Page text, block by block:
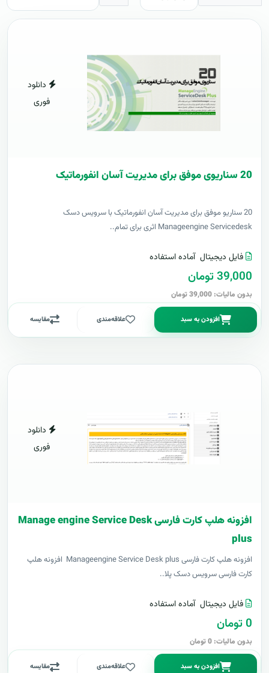
دانلود
فوری
20 سناریوی موفق برای مدیریت آسان انفورماتیک
20 سناریو موفق برای مدیریت آسان انفورماتیک با سرویس دسک
Manageengine Servicedesk اثری برای تمام..
فایل دیجیتال آماده استفاده
39,000 تومان
بدون مالیات: 39,000 تومان
افزودن به سبد علاقه‌مندی مقایسه
دانلود
فوری
افزونه هلپ کارت فارسی Manage engine Service Desk
plus
افزونه هلپ کارت فارسی Manageengine Service Desk plus افزونه هلپ
کارت فارسی سرویس دسک پلا..
فایل دیجیتال آماده استفاده
0 تومان
بدون مالیات: 0 تومان
افزودن به سبد علاقه‌مندی مقایسه